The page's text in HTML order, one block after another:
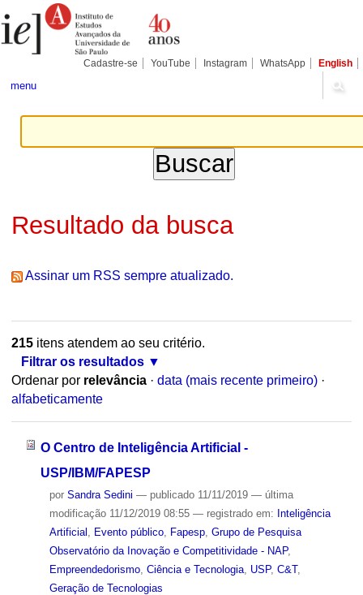
para
conteúdo.
Pessoais
Cadastre-se YouTube Instagram WhatsApp English
menu
Resultado da busca
Assinar um RSS sempre atualizado.
215itens atendem ao seu critério.
Filtrar os resultados
Ordenar por relevância · data (mais recente primeiro) ·
alfabeticamente
O Centro de Inteligência Artificial -
USP/IBM/FAPESP
por Sandra Sedini — publicado11/11/2019 — última
modificação11/12/2019 08:55 — registrado em: Inteligência
Artificial
Evento público, Fapesp, Grupo de Pesquisa
Observatório da Inovação e Competitividade - NAP,
Empreendedorismo, Ciência e Tecnologia, USP, C&T,
Geração de Tecnologias